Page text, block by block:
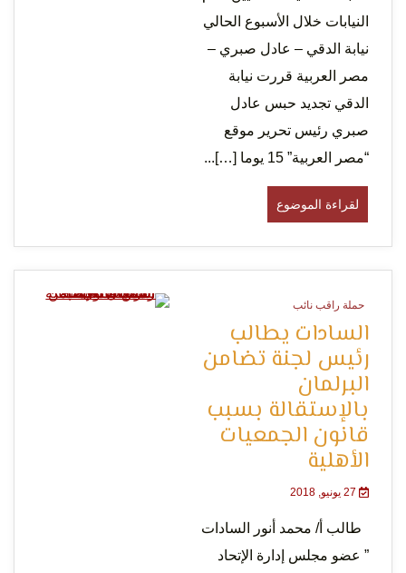
لحرية
الرأي
التعبير
النيابات خلال الأسبوع الحالي
نيابة الدقي – عادل صبري –
مصر العربية قررت نيابة
الدقي تجديد حبس عادل
صبري رئيس تحرير موقع
“مصر العربية” 15 يوما […]...
لقراءة الموضوع
حملة راقب نائب
السادات يطالب
رئيس لجنة تضامن
البرلمان
بالإستقالة بسبب
قانون الجمعيات
الأهلية
27 يونيو, 2018
طالب أ/ محمد أنور السادات
” عضو مجلس إدارة الإتحاد